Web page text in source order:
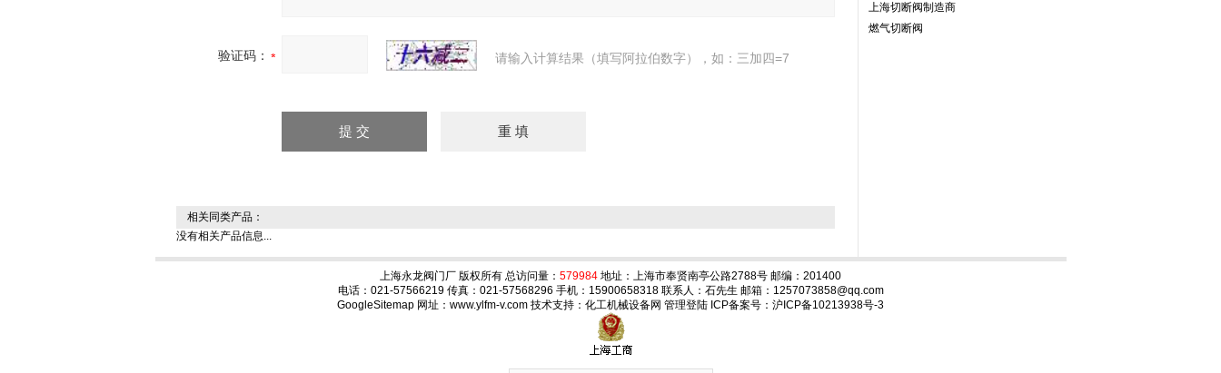
验证码： 请输入计算结果（填写阿拉伯数字），如：三加四=7
相关同类产品：
没有相关产品信息...
上海切断阀制造商
燃气切断阀
上海永龙阀门厂 版权所有 总访问量： 579984 地址：上海市奉贤南亭公路2788号 邮编：201400
电话：021-57566219 传真：021-57568296 手机：15900658318 联系人：石先生 邮箱： 1257073858@qq.com
GoogleSitemap 网址：www.ylfm-v.com 技术支持： 化工机械设备网 管理登陆 ICP备案号： 沪ICP备10213938号-3